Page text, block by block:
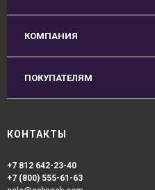
КОМПАНИЯ
ПОКУПАТЕЛЯМ
КОНТАКТЫ
+7 812 642-23-40
+7 (800) 555-61-63